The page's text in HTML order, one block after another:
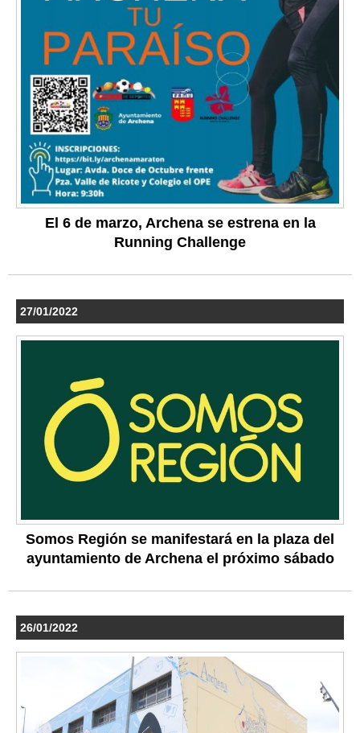
El 6 de marzo, Archena se estrena en la
Running Challenge
27/01/2022
Somos Región se manifestará en la plaza del
ayuntamiento de Archena el próximo sábado
26/01/2022